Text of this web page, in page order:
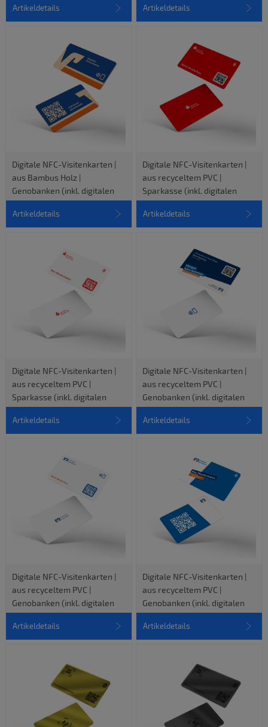
Artikeldetails Artikeldetails
Digitale NFC-Visitenkarten |
aus Bambus Holz |
Genobanken (inkl. digitalen
vCard-Profil)
Artikeldetails
Digitale NFC-Visitenkarten |
aus recyceltem PVC |
Sparkasse (inkl. digitalen
vCard-Profil)
Artikeldetails
Digitale NFC-Visitenkarten |
aus recyceltem PVC |
Sparkasse (inkl. digitalen
vCard-Profil)
Artikeldetails
Digitale NFC-Visitenkarten |
aus recyceltem PVC |
Genobanken (inkl. digitalen
vCard-Profil)
Artikeldetails
Digitale NFC-Visitenkarten |
aus recyceltem PVC |
Genobanken (inkl. digitalen
vCard-Profil)
Artikeldetails
Digitale NFC-Visitenkarten |
aus recyceltem PVC |
Genobanken (inkl. digitalen
vCard-Profil)
Artikeldetails